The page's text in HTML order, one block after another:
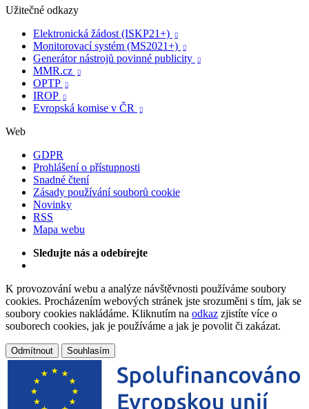
Užitečné odkazy
Elektronická žádost (ISKP21+)

Monitorovací systém (MS2021+) 
Generátor nástrojů povinné publicity 
MMR.cz 
OPTP 
IROP 
Evropská komise v ČR 
Web
GDPR
Prohlášení o přístupnosti
Snadné čtení
Zásady používání souborů cookie
Novinky
RSS
Mapa webu
Sledujte nás a odebírejte
K provozování webu a analýze návštěvnosti používáme soubory
cookies. Procházením webových stránek jste srozuměni s tím, jak se
soubory cookies nakládáme. Kliknutím na odkaz zjistíte více o
souborech cookies, jak je používáme a jak je povolit či zakázat.
Odmítnout Souhlasím